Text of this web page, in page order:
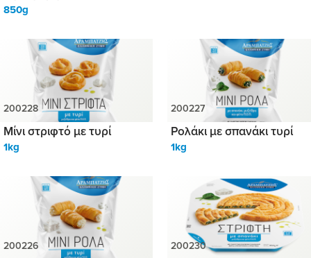
850g
Μίνι στριφτό με τυρί
1kg
Ρολάκι με σπανάκι τυρί
1kg